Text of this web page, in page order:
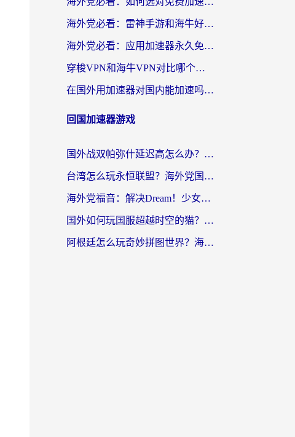
海外党必看：雷神手游和海牛好用吗？+3款热门加速器实测对比，附番茄加速器无缝回国指南
海外党必看：应用加速器永久免费版真的存在吗？教你选对回国加速器无缝刷国内资源
穿梭VPN和海牛VPN对比哪个回国效果更好？海外华人亲测3款热门加速器+避坑指南
在国外用加速器对国内能加速吗？海外党亲测有效的无缝访问指南
回国加速器游戏
国外战双帕弥什延迟高怎么办？2026海外畅玩国服游戏终极指南（附实测工具推荐）
台湾怎么玩永恒联盟？海外党国服游戏加速器选择全攻略（附3大热门游戏实测）
海外党福音：解决Dream！少女乐团派对！国外延迟的实用指南，附北美英国游戏加速方案
国外如何玩国服超越时空的猫？2026海外党必看的加速器选择指南
阿根廷怎么玩奇妙拼图世界？海外玩家国服游戏加速全攻略（附帕斯卡契约战舰少女解决方案）